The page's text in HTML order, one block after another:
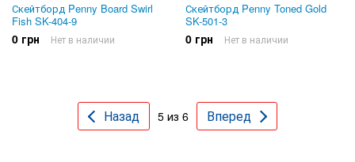
Скейтборд Penny Board Swirl
Fish SK-404-9
0 грн Нет в наличии
Скейтборд Penny Toned Gold
SK-501-3
0 грн Нет в наличии
Назад 5 из 6 Вперед